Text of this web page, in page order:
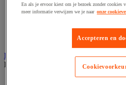
Assortimentsdoos en
Gereedschapskoffer en
Verrijdbare werktafel
Handgereedschap
Bekijk de hele productgroep
En als je ervoor kiest om je bezoek zonder cookies
meer informatie verwijzen we je naar onze
Accepteren en